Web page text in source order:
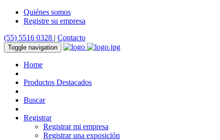
Quiénes somos
Registre su empresa
(55) 5516 0328 | Contacto
Toggle navigation
Home
Productos Destacados
Buscar
Registrar
Registrar mi empresa
Registrar una exposición